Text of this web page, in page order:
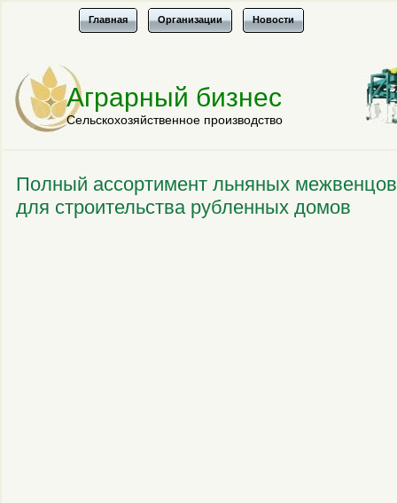
Главная Организации Новости
Аграрный бизнес
Сельскохозяйственное производство
Полный ассортимент льняных
для строительства рубленных домов